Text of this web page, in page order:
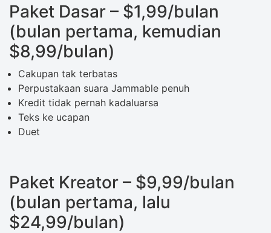
Paket Dasar – $1,99/bulan
(bulan pertama, kemudian
$8,99/bulan)
Cakupan tak terbatas
Perpustakaan suara Jammable penuh
Kredit tidak pernah kadaluarsa
Teks ke ucapan
Duet
Paket Kreator – $9,99/bulan
(bulan pertama, lalu
$24,99/bulan)